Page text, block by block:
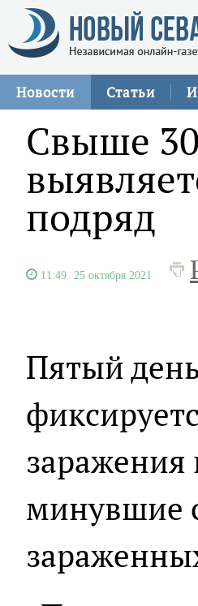
Новости Статьи
Свыше
подряд
11:49 25 октября 2021
Пятый
минувшие